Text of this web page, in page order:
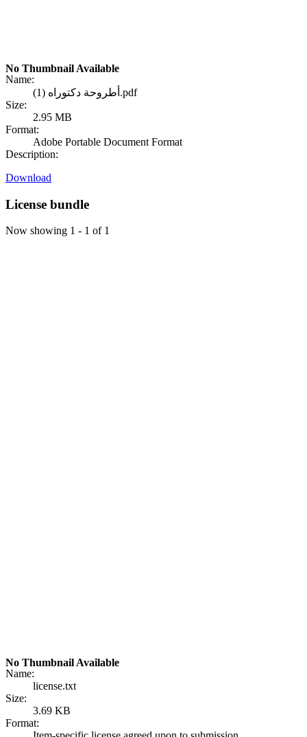
No Thumbnail Available
Name:
أطروحة دكتوراه (1).pdf
Size:
2.95 MB
Format:
Adobe Portable Document Format
Description:
Download
License bundle
Now showing 1 - 1 of 1
No Thumbnail Available
Name:
license.txt
Size:
3.69 KB
Format: